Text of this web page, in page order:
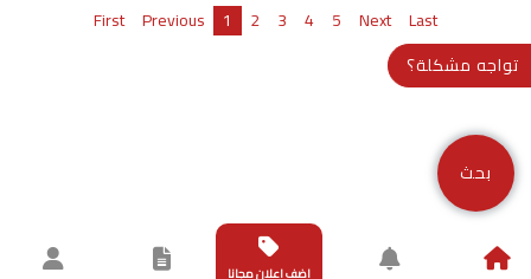
First Previous 1 2 3 4 5 Next Last
بحث
اضف اعلان مجانا
تواجه مشكلة؟